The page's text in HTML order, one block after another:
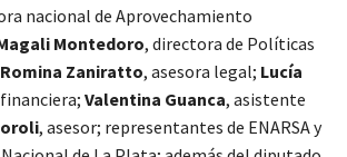
nacional de Aprovechamiento
Montedoro, directora de Políticas
Romina Zaniratto, asesora legal; Lucía
Valentina Guanca, asistente
, asesor; representantes de ENARSA y